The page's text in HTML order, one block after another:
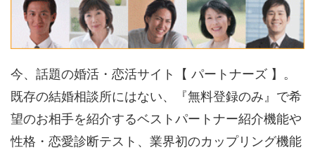
今、話題の婚活・恋活サイト【 パートナーズ 】。
既存の結婚相談所にはない、『無料登録のみ』で希
望のお相手を紹介するベストパートナー紹介機能や
性格・恋愛診断テスト、業界初のカップリング機能